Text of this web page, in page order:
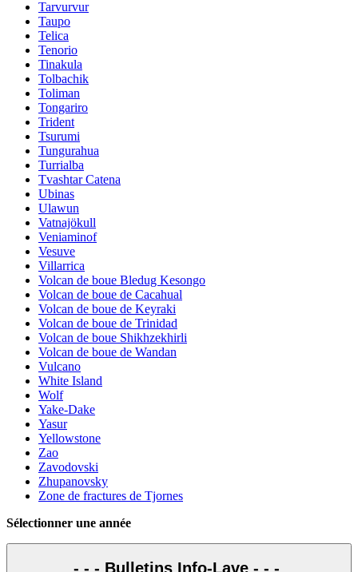
Tarvurvur
Taupo
Telica
Tenorio
Tinakula
Tolbachik
Toliman
Tongariro
Trident
Tsurumi
Tungurahua
Turrialba
Tvashtar Catena
Ubinas
Ulawun
Vatnajökull
Veniaminof
Vesuve
Villarrica
Volcan de boue Bledug Kesongo
Volcan de boue de Cacahual
Volcan de boue de Keyraki
Volcan de boue de Trinidad
Volcan de boue Shikhzekhirli
Volcan de boue de Wandan
Vulcano
White Island
Wolf
Yake-Dake
Yasur
Yellowstone
Zao
Zavodovski
Zhupanovsky
Zone de fractures de Tjornes
Sélectionner une année
- - - Bulletins Info-Lave - - -